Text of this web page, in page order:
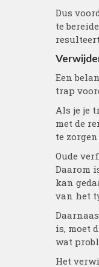
Dus
te
Een
trap
Als je je
met de
te
Oude
Daarom
kan
van het
is, moet
wat
Het